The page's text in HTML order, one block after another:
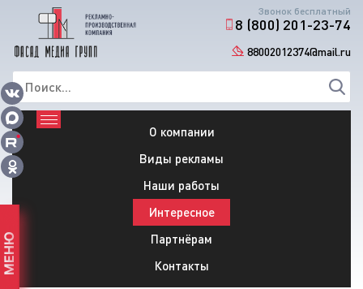
Звонок бесплатный
8 (800) 201-23-74
88002012374@mail.ru
О компании
Виды рекламы
Наши работы
Интересное
Партнёрам
Контакты
МЕНЮ